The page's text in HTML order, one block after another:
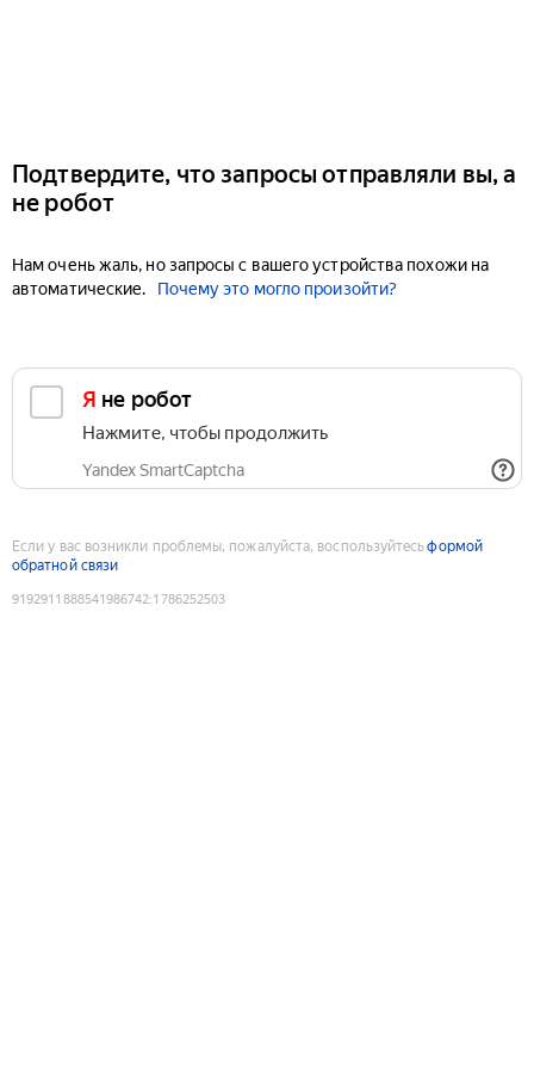
Подтвердите, что запросы отправляли вы, а
не робот
Нам очень жаль, но запросы с вашего устройства похожи на
автоматические.
Почему это могло произойти?
Я не робот
Нажмите, чтобы продолжить
Yandex SmartCaptcha
Если у вас возникли проблемы, пожалуйста, воспользуйтесьформой
обратной связи
9192911888541986742:1786252503